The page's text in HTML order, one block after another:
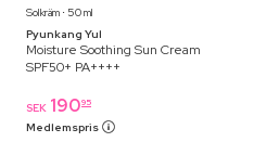
Solkräm ⋅ 50 ml
Pyunkang Yul
Moisture Soothing Sun Cream
SPF50+ PA++++
SEK 19095
Medlemspris